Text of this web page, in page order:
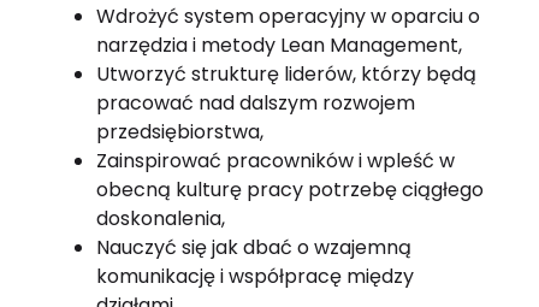
Wdrożyć system operacyjny w oparciu o
narzędzia i metody Lean Management,
Utworzyć strukturę liderów, którzy będą
pracować nad dalszym rozwojem
przedsiębiorstwa,
Zainspirować pracowników i wpleść w
obecną kulturę pracy potrzebę ciągłego
doskonalenia,
Nauczyć się jak dbać o wzajemną
komunikację i współpracę między